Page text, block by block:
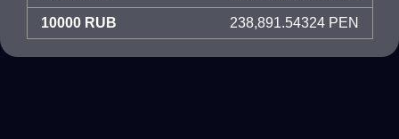
10000 RUB 238,891.54324 PEN